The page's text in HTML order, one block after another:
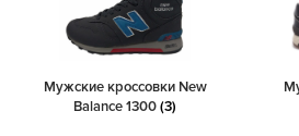
Мужские кроссовки New
Balance 1300(3)